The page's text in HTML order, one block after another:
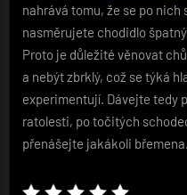
nahrává tomu, že se po nich
nasměrujete chodidlo
Proto je důležité věnovat
a nebýt zbrklý, což se týká
experimentují. Dávejte tedy
ratolesti, po točitých
přenášejte jakákoli břemena.